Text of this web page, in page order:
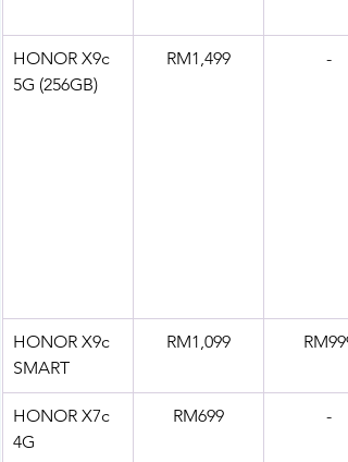
HONOR X9c
5G (256GB)
RM1,499 -
HONOR X9c
SMART
RM1,099 RM999
HONOR X7c
4G
RM699 -